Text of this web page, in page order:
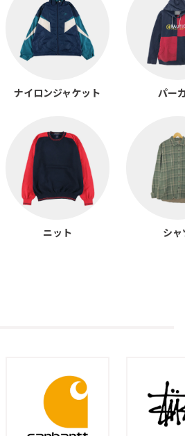
ナイロンジャケット パー
ニット シャ